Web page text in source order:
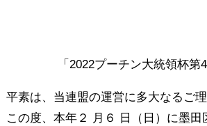
「2022プーチン大統領杯
平素は、当連盟の運営に多大なるご
この度、本年２ 月６ 日（日）に墨田